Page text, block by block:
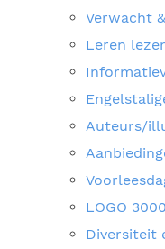
Verwacht
Leren
Auteurs/
LOGO 3000
Diversiteit